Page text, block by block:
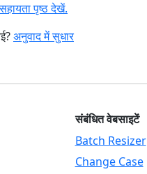
सहायता पृष्ठ देखें.
अनुवाद में सुधार
संबंधित वेबसाइटें
Batch Resizer
Change Case